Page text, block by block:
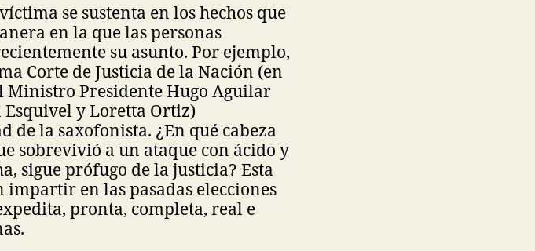
se sustenta en los hechos que
en la que las personas
su asunto. Por ejemplo,
Corte de Justicia de la Nación (en
Ministro Presidente Hugo Aguilar
y Loretta Ortiz)
la saxofonista. ¿En qué cabeza
sobrevivió a un ataque con ácido y
sigue prófugo de la justicia? Esta
en las pasadas elecciones
pronta, completa, real e